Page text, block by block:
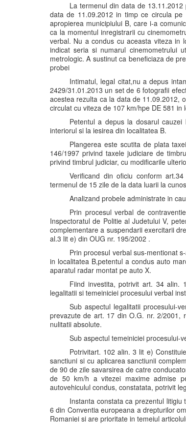
La termenul din data de
data de 11.09.2012 in timp ce circula
apropierea municipiului B, care i-a
ca la momentul inregistrarii cu
verbal. Nu a condus cu aceasta viteza in
indicat seria si numarul cinemometrului
metrologic. A sustinut ca beneficiaza de
probei
Intimatul, legal citat,nu a depus
2429/31.01.2013 un set de 6 fotografii
acestea rezulta ca la data de 11.09.2012,
circulat cu viteza de 107 km/hpe DE 581 in
Petentul a depus la dosarul
interiorul si la iesirea din localitatea B.
Plangerea este scutita de plata
146/1997 privind taxele judiciare de
privind timbrul judiciar, cu modificarile
Verificand din oficiu conform
termenul de 15 zile de la data luarii la
Analizand probele administrate in
Prin procesul verbal de
Inspectoratul de Politie al Judetului V,
complementare a suspendarii exercitarii
al.3 lit e) din OUG nr. 195/2002 .
Prin procesul verbal sus-mentionat
in localitatea B,petentul a condus auto
aparatul radar montat pe auto X.
Fiind investita, potrivit art. 34 alin.
legalitatii si temeiniciei procesului verbal
Sub aspectul legalitatii procesului-
prevazute de art. 17 din O.G. nr. 2/2001,
nulitatii absolute.
Sub aspectul temeiniciei procesului-
Potrivitart. 102 alin. 3 lit e)
sanctiuni si cu aplicarea sanctiunii
de 90 de zile savarsirea de catre
de 50 km/h a vitezei maxime admise
autovehiculul condus, constatata, potrivit
Instanta constata ca prezentul
6 din Conventia europeana a drepturilor
Romaniei si are prioritate in temeiul